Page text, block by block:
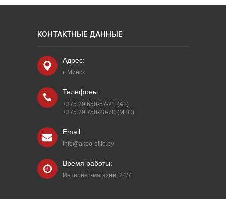
КОНТАКТНЫЕ ДАННЫЕ
Адрес:
г. Минск
Телефоны:
+375 29 650-57-21 (A1)
+375 29 750-20-70 (МТС)
Email:
info@akpo-elite.by
Время работы:
Интернет-магазин, 24/7